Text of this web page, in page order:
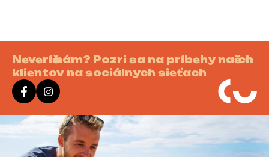
Neveríš nám? Pozri sa na príbehy našich
klientov na sociálnych sieťach